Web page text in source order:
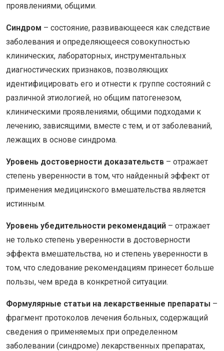
проявлениями, общими.
Синдром – состояние, развивающееся как следствие
заболевания и определяющееся совокупностью
клинических, лабораторных, инструментальных
диагностических признаков, позволяющих
идентифицировать его и отнести к группе состояний с
различной этиологией, но общим патогенезом,
клиническими проявлениями, общими подходами к
лечению, зависящими, вместе с тем, и от заболеваний,
лежащих в основе синдрома.
Уровень достоверности доказательств – отражает
степень уверенности в том, что найденный эффект от
применения медицинского вмешательства является
истинным.
Уровень убедительности рекомендаций – отражает
не только степень уверенности в достоверности
эффекта вмешательства, но и степень уверенности в
том, что следование рекомендациям принесет больше
пользы, чем вреда в конкретной ситуации.
Формулярные статьи на лекарственные препараты –
фрагмент протоколов лечения больных, содержащий
сведения о применяемых при определенном
заболевании (синдроме) лекарственных препаратах,